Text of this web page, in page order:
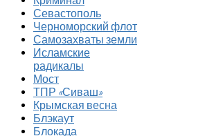
Севастополь
Черноморский флот
Самозахваты земли
Исламские
радикалы
Мост
ТПР «Сиваш»
Крымская весна
Блэкаут
Блокада